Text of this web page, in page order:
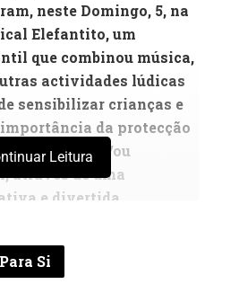
neste Domingo, 5, na
Elefantito, um
que combinou música,
actividades lúdicas
sensibilizar crianças e
da protecção
de abuso e/ou
através de uma
e divertida
em Luanda, e reuniu
jovens e adultos, num
Leitura
Si